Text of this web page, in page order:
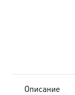
Описание